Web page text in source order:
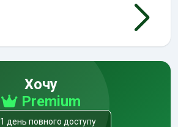
Хочу
Premium
1 день повного доступу